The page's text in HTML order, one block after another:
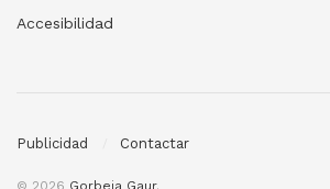
Accesibilidad
Publicidad Contactar
© 2026 Gorbeia Gaur.